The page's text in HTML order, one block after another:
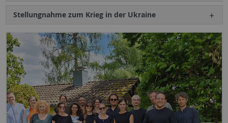
Stellungnahme zum Krieg in der Ukraine